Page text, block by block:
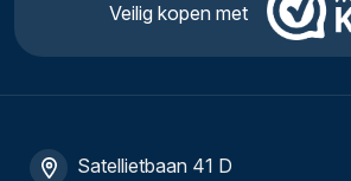
Veilig kopen met
Satellietbaan 41 D